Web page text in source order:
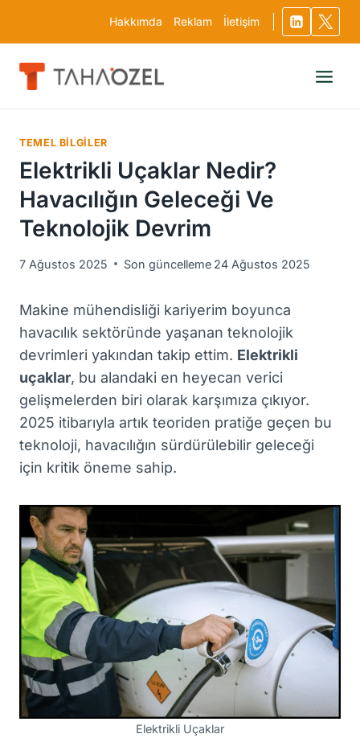
Hakkımda Reklam İletişim
TEMEL BILGILER
Elektrikli Uçaklar Nedir?
Havacılığın Geleceği Ve
Teknolojik Devrim
7 Ağustos 2025 Son güncelleme 24 Ağustos 2025
Makine mühendisliği kariyerim boyunca
havacılık sektöründe yaşanan teknolojik
devrimleri yakından takip ettim. Elektrikli
uçaklar, bu alandaki en heyecan verici
gelişmelerden biri olarak karşımıza çıkıyor.
2025 itibarıyla artık teoriden pratiğe geçen bu
teknoloji, havacılığın sürdürülebilir geleceği
için kritik öneme sahip.
Elektrikli Uçaklar